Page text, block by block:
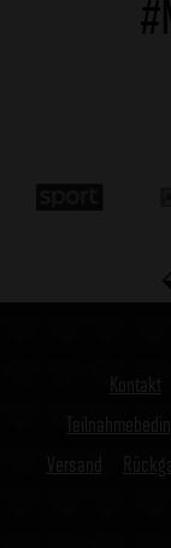
Kontakt
Versand